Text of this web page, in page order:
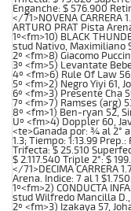
Enganche: $ 576.900
</71>NOVENA CARRERA
ARTURO PRAT Pista
1º<fm>10) BLACK
stud Nativo, Maximiliano
2º <fm>8) Giacomo
3º <fm>5) Levantate
4º <fm>6) Rule Of Law
5º <fm>2) Negro Yiyi 61,
6º <fm>3) Presente Cha
7º <fm>7) Ramses (arg)
8º <fm>1) Ben-ryan 52,
Uº <fm>4) Doppler 60,
<te>Ganada por: ¾ al 2° a
1.3; Tiempo: 1:13.99
Trifecta: $ 25.510
$ 2.117.540 Triple 2°: $
</71>DECIMA CARRERA
Arena. Indice: 7 al 1
1º<fm>2) CONDUCTA
stud Wilfredo Mancilla
2º <fm>3) Izakaya 57,